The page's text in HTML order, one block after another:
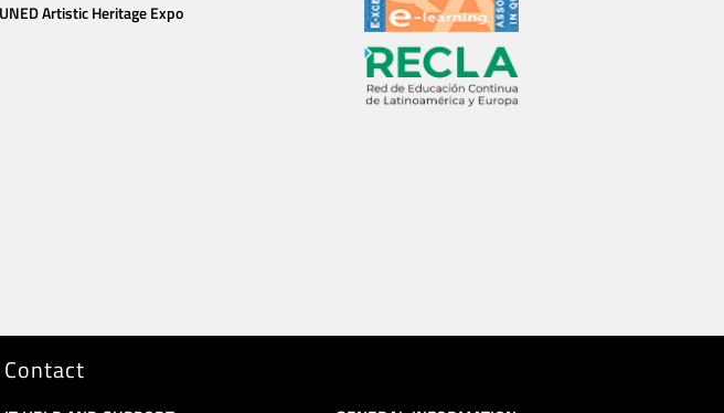
UNED Artistic Heritage Expo
Contact